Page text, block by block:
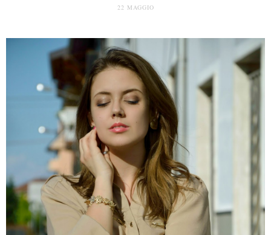
22 MAGGIO